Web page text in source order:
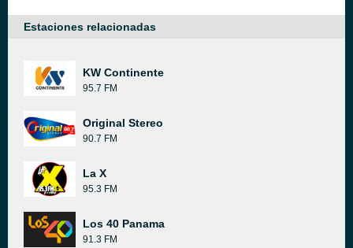
Estaciones relacionadas
KW Continente
95.7 FM
Original Stereo
90.7 FM
La X
95.3 FM
Los 40 Panama
91.3 FM